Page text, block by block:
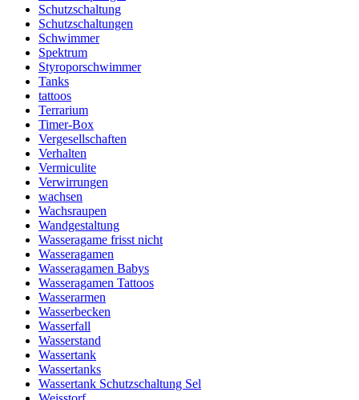
Schutzschaltung
Schutzschaltungen
Schwimmer
Spektrum
Styroporschwimmer
Tanks
tattoos
Terrarium
Timer-Box
Vergesellschaften
Verhalten
Vermiculite
Verwirrungen
wachsen
Wachsraupen
Wandgestaltung
Wasseragame frisst nicht
Wasseragamen
Wasseragamen Babys
Wasseragamen Tattoos
Wasserarmen
Wasserbecken
Wasserfall
Wasserstand
Wassertank
Wassertanks
Wassertank Schutzschaltung Sel